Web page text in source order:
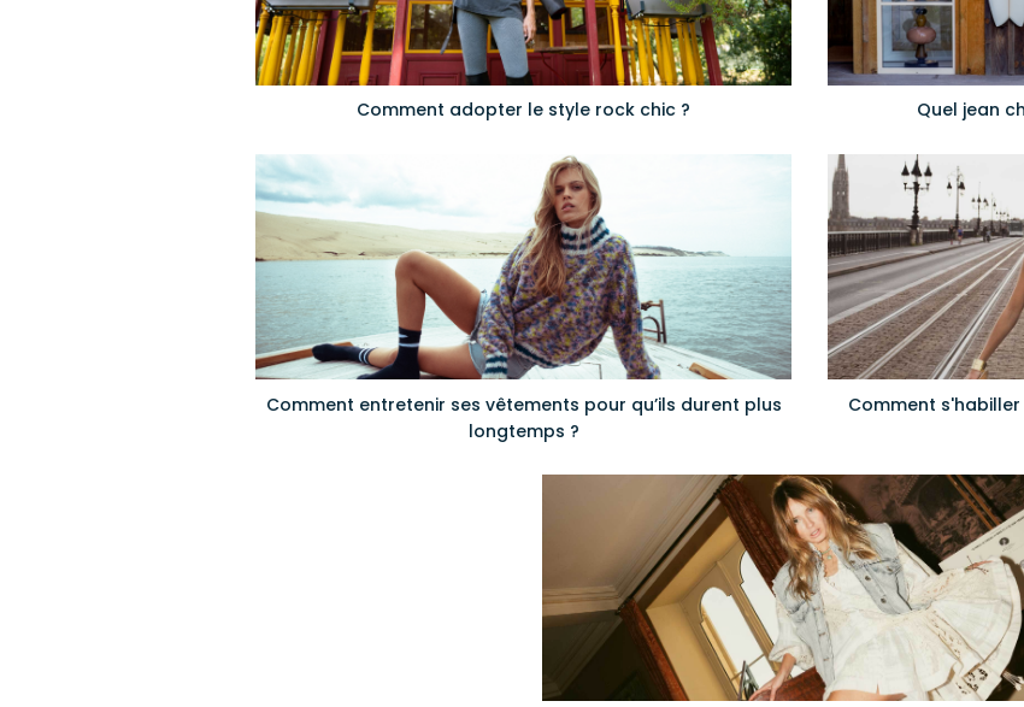
Comment adopter le style rock chic ? Quel jean
Comment entretenir ses vêtements pour qu’ils durent plus
longtemps ?
Comment